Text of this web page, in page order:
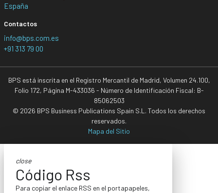
España
Contactos
info@bps.com.es
+91 313 79 00
BPS está inscrita en el Registro Mercantil de Madrid, Volumen 24.100,
Folio 172, Página M-433036 - Número de Identificación Fiscal: B-
85062503
© 2026 BPS Business Publications Spain S.L. Todos los derechos
reservados.
Mapa del Sitio
close
Código Rss
Para copiar el enlace RSS en el portapapeles,